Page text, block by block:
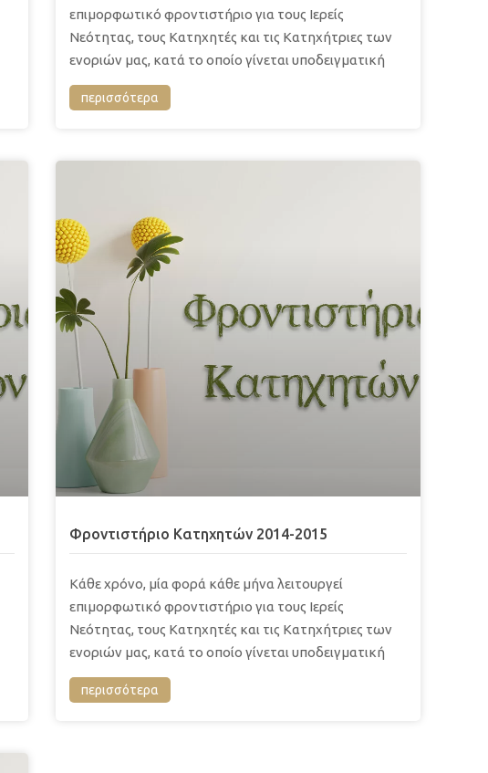
επιμορφωτικό φροντιστήριο για τους Ιερείς
Νεότητας, τους Κατηχητές και τις Κατηχήτριες των
ενοριών μας, κατά το οποίο γίνεται υποδειγματική
περισσότερα
Φροντιστήριο Κατηχητών 2014-2015
Κάθε χρόνο, μία φορά κάθε μήνα λειτουργεί
επιμορφωτικό φροντιστήριο για τους Ιερείς
Νεότητας, τους Κατηχητές και τις Κατηχήτριες των
ενοριών μας, κατά το οποίο γίνεται υποδειγματική
περισσότερα